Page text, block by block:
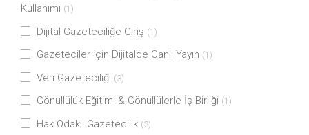
Kullanımı (1)
Dijital Gazeteciliğe Giriş (1)
Gazeteciler için Dijitalde Canlı Yayın (1)
Veri Gazeteciliği (3)
Gönüllülük Eğitimi & Gönüllülerle İş Birliği (1)
Hak Odaklı Gazetecilik (2)